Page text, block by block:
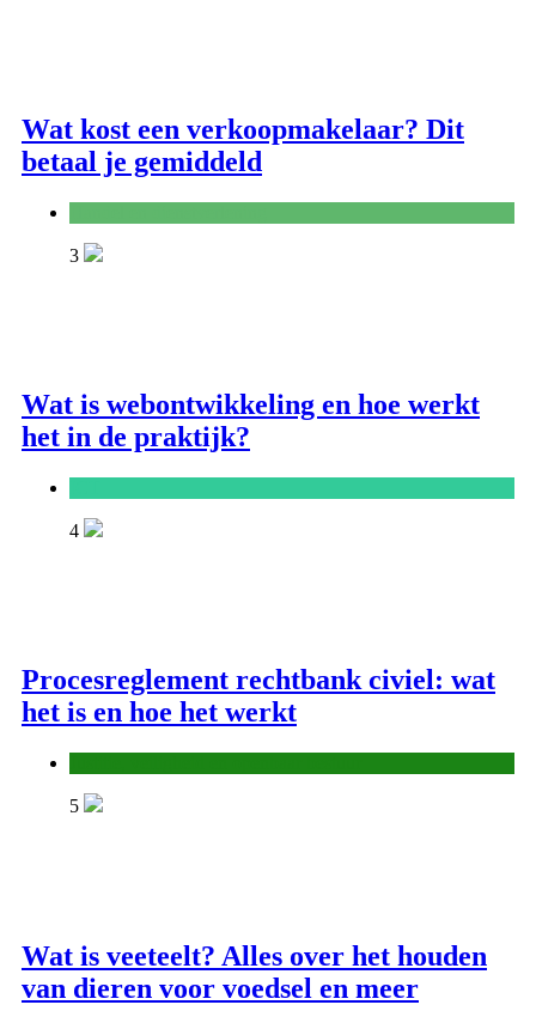
Wat kost een verkoopmakelaar? Dit
betaal je gemiddeld
3
Wat is webontwikkeling en hoe werkt
het in de praktijk?
4
Procesreglement rechtbank civiel: wat
het is en hoe het werkt
5
Wat is veeteelt? Alles over het houden
van dieren voor voedsel en meer